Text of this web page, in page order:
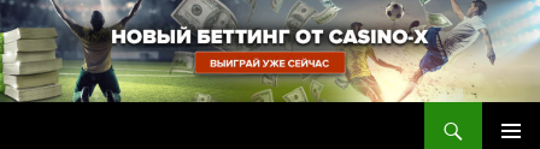
Перейти
к
содержимому